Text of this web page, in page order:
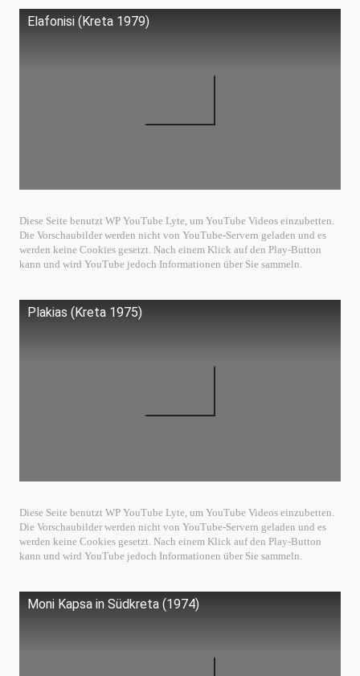
Elafonisi (Kreta 1979)
Diese Seite benutzt WP YouTube Lyte, um YouTube Videos einzubetten.
Die Vorschaubilder werden nicht von YouTube-Servern geladen und es
werden keine Cookies gesetzt. Nach einem Klick auf den Play-Button
kann und wird YouTube jedoch Informationen über Sie sammeln.
Plakias (Kreta 1975)
Diese Seite benutzt WP YouTube Lyte, um YouTube Videos einzubetten.
Die Vorschaubilder werden nicht von YouTube-Servern geladen und es
werden keine Cookies gesetzt. Nach einem Klick auf den Play-Button
kann und wird YouTube jedoch Informationen über Sie sammeln.
Moni Kapsa in Südkreta (1974)